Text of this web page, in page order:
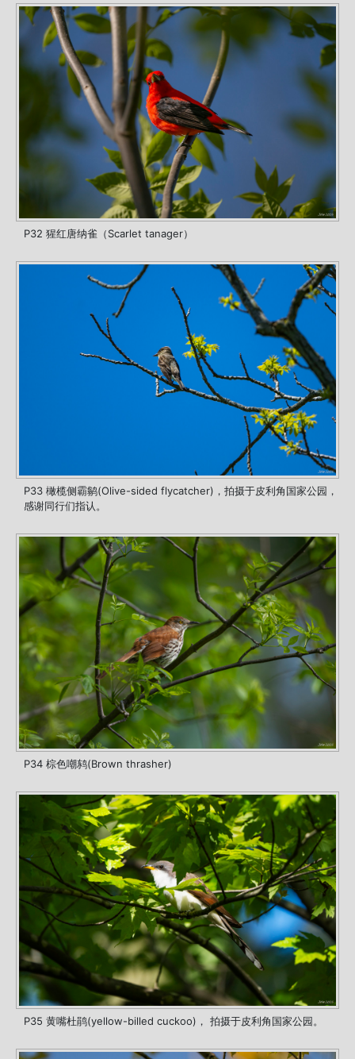
P32 猩红唐纳雀（Scarlet tanager）
P33 橄榄侧霸鹟(Olive-sided flycatcher)，拍摄于皮利角国家公园，
感谢同行们指认。
P34 棕色嘲鸫(Brown thrasher)
P35 黄嘴杜鹃(yellow-billed cuckoo)， 拍摄于皮利角国家公园。